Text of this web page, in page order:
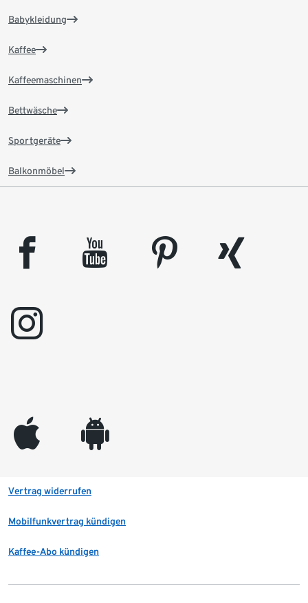
Babykleidung
Kaffee
Kaffeemaschinen
Bettwäsche
Sportgeräte
Balkonmöbel
facebook youtube pinterest
xing
instagram
appleinc android
Vertrag widerrufen
Mobilfunkvertrag kündigen
Kaffee-Abo kündigen